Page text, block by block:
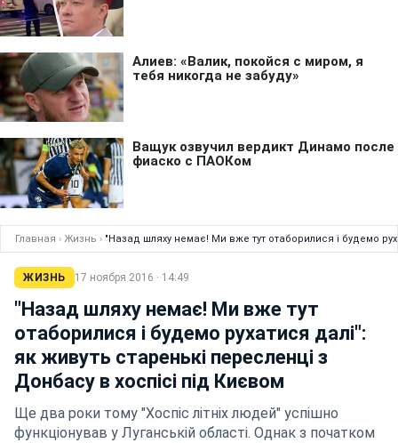
Главная › Жизнь › "Назад шляху немає! Ми вже тут отаборилися і будемо
ЖИЗНЬ 17 ноября 2016 · 14:49
"Назад шляху немає! Ми вже тут
отаборилися і будемо рухатися далі":
як живуть старенькі пересленці з
Донбасу в хоспісі під Києвом
Ще два роки тому "Хоспіс літніх людей" успішно
функціонував у Луганській області. Однак з початком